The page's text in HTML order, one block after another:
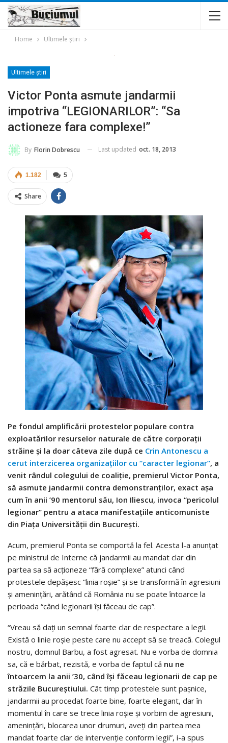
Home Ultimele ştiri
Ultimele ştiri
Victor Ponta asmute jandarmii
impotriva “LEGIONARILOR”: “Sa
actioneze fara complexe!”
By Florin Dobrescu Last updated oct. 18, 2013
5
1.182
Share
Pe fondul amplificării protestelor populare contra
exploatărilor resurselor naturale de către corporaţii
străine şi la doar câteva zile după ce Crin Antonescu a
cerut interzicerea organizaţiilor cu “caracter legionar”, a
venit rândul colegului de coaliţie, premierul Victor Ponta,
să asmute jandarmii contra demonstranţilor, exact aşa
cum în anii ’90 mentorul său, Ion Iliescu, invoca “pericolul
legionar” pentru a ataca manifestaţiile anticomuniste
din Piaţa Universităţii din Bucureşti.
Acum, premierul Ponta se comportă la fel. Acesta l-a anunţat
pe ministrul de Interne că jandarmii au mandat clar din
partea sa să acţioneze “fără complexe” atunci când
protestele depăşesc “linia roşie” şi se transformă în agresiuni
şi ameninţări, arătând că România nu se poate întoarce la
perioada “când legionarii îşi făceau de cap”.
“Vreau să daţi un semnal foarte clar de respectare a legii.
Există o linie roşie peste care nu accept să se treacă. Colegul
nostru, domnul Barbu, a fost agresat. Nu e vorba de domnia
sa, că e bărbat, rezistă, e vorba de faptul că nu ne
întoarcem la anii ’30, când îşi făceau legionarii de cap pe
străzile Bucureştiului. Cât timp protestele sunt paşnice,
jandarmii au procedat foarte bine, foarte elegant, dar în
momentul în care se trece linia roşie şi vorbim de agresiuni,
ameninţări, blocarea unor drumuri, aveţi din partea mea
mandat foarte clar de intervenţie conform legii”, i-a spus